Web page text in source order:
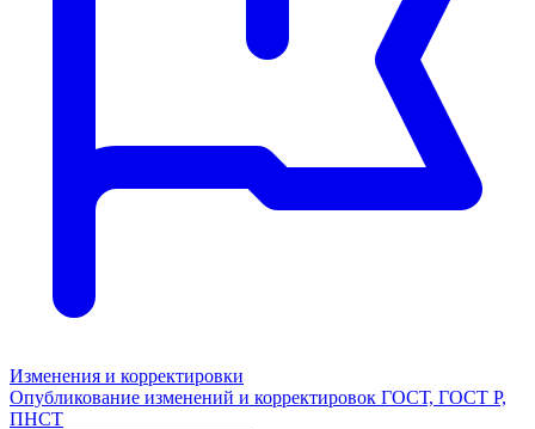
Изменения и корректировки
Опубликование изменений и корректировок ГОСТ, ГОСТ Р,
ПНСТ